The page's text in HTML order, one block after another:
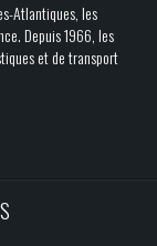
Atlantiques, les
Depuis 1966, les
et de transport